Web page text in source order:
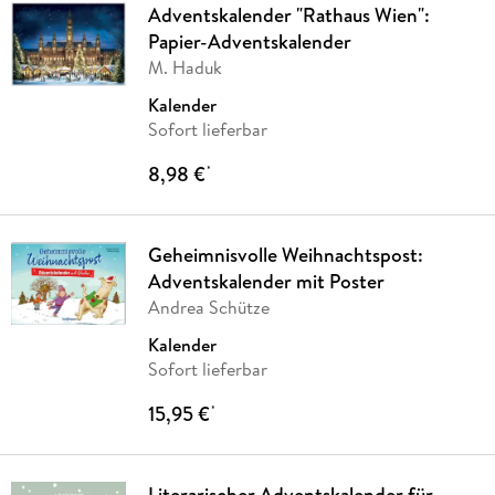
Adventskalender "Rathaus Wien":
Papier-Adventskalender
M. Haduk
Kalender
Sofort lieferbar
8,98 €*
Geheimnisvolle Weihnachtspost:
Adventskalender mit Poster
Andrea Schütze
Kalender
Sofort lieferbar
15,95 €*